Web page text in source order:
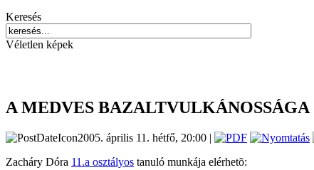
Keresés
Véletlen képek
A MEDVES BAZALTVULKÁNOSSÁGA
2005. április 11. hétfő, 20:00 |
Zacháry Dóra 11.a osztályos tanuló munkája elérhetõ: